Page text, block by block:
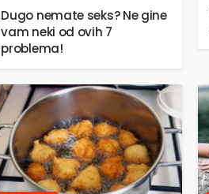
Dugo nemate seks? Ne gine
vam neki od ovih 7
problema!